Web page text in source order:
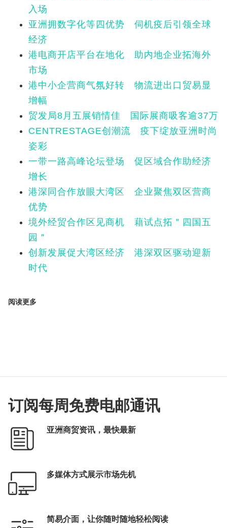
入场
亚洲拥数字化等四优势 伺机疫后引领全球
经济
港电商开店平台在地化 助内地企业拓海外
市场
港中小企营商气氛好转 物流进出口贸易显
增幅
贸发局8月五展销情佳 国际展商吸客逾37万
CENTRESTAGE创潮流 疫下绽放亚洲时尚
姿彩
一带一路高峰论坛登场 促区域合作助经济
增长
港深同合作放眼大湾区 企业聚焦双区营商
优势
境外经贸合作区见商机 藉试点拓＂四国五
园＂
创新发展促大湾区经济 港深双区驱动迎新
时代
阅读更多
订阅每周免费电邮通讯
亚洲商贸资讯，最快最新
多媒体方式展示市场先机
简易介面，让你随时随地轻松阅读